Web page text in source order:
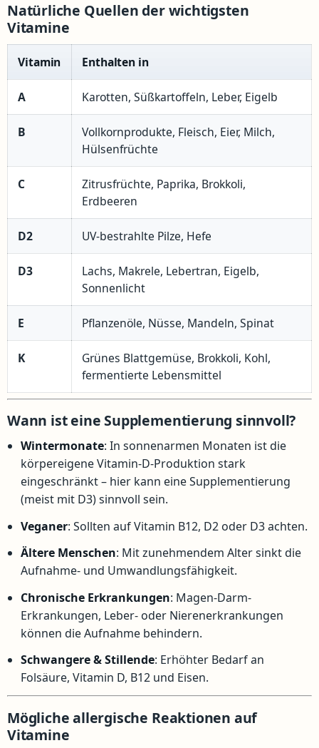
Natürliche Quellen der wichtigsten
Vitamine
Vitamin Enthalten in
A Karotten, Süßkartoffeln, Leber, Eigelb
B
Vollkornprodukte, Fleisch, Eier, Milch,
Hülsenfrüchte
C
Zitrusfrüchte, Paprika, Brokkoli,
Erdbeeren
D2 UV-bestrahlte Pilze, Hefe
D3
Lachs, Makrele, Lebertran, Eigelb,
Sonnenlicht
E Pflanzenöle, Nüsse, Mandeln, Spinat
K
Grünes Blattgemüse, Brokkoli, Kohl,
fermentierte Lebensmittel
Wann ist eine Supplementierung sinnvoll?
Wintermonate: In sonnenarmen Monaten ist die
körpereigene Vitamin-D-Produktion stark
eingeschränkt – hier kann eine Supplementierung
(meist mit D3) sinnvoll sein.
Veganer: Sollten auf Vitamin B12, D2 oder D3 achten.
Ältere Menschen: Mit zunehmendem Alter sinkt die
Aufnahme- und Umwandlungsfähigkeit.
Chronische Erkrankungen: Magen-Darm-
Erkrankungen, Leber- oder Nierenerkrankungen
können die Aufnahme behindern.
Schwangere & Stillende: Erhöhter Bedarf an
Folsäure, Vitamin D, B12 und Eisen.
Mögliche allergische Reaktionen auf
Vitamine